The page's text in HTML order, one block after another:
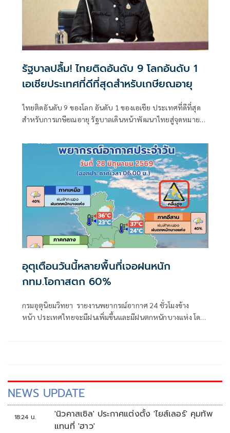
รัฐบาลปลื้ม! ไทยติดอันดับ 9 โลกอันดับ 1
เอเชียประเทศที่ดีที่สุดสำหรับเกษียณอายุ
ไทยติดอันดับ 9 ของโลก อันดับ 1 ของเอเชีย ประเทศที่ดีที่สุด
สำหรับการเกษียณอายุ รัฐบาลเดินหน้าพัฒนาไทยสู่จุดหมาย
อุตุเตือนวันนี้หลายพื้นที่เจอฝนหนัก
กทม.โอกาสตก 60%
กรมอุตุนิยมวิทยา รายงานพยากรณ์อากาศ 24 ชั่วโมงข้าง
หน้า ประเทศไทยจะมีฝนเพิ่มขึ้นและมีฝนตกหนักบางแห่ง โดย
NEWS UPDATE
18:24 น.
'นิวคาสเซิล' ประกาศแต่งตั้ง 'ไยส์เลอร์' คุมทัพ
แทนที่ 'ฮาว'